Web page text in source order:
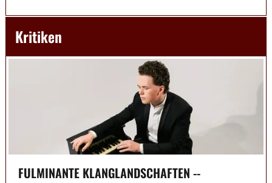
Kritiken
FULMINANTE KLANGLANDSCHAFTEN --